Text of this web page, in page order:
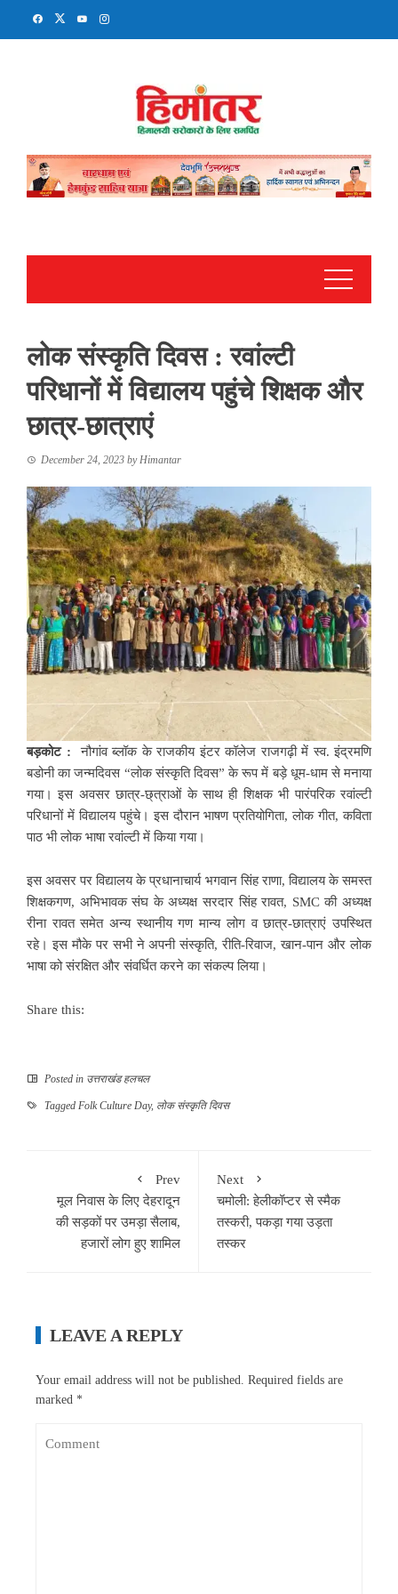
लोक संस्कृति दिवस : रवांल्टी
परिधानों में विद्यालय पहुंचे शिक्षक और
छात्र-छात्राएं
December 24, 2023 byHimantar
बड़कोट : नौगांव ब्लॉक के राजकीय इंटर कॉलेज राजगढ़ी में स्व. इंद्रमणि
बडोनी का जन्मदिवस “लोक संस्कृति दिवस” के रूप में बड़े धूम-धाम से मनाया
गया। इस अवसर छात्र-छ्त्राओं के साथ ही शिक्षक भी पारंपरिक रवांल्टी
परिधानों में विद्यालय पहुंचे। इस दौरान भाषण प्रतियोगिता, लोक गीत, कविता
पाठ भी लोक भाषा रवांल्टी में किया गया।
इस अवसर पर विद्यालय के प्रधानाचार्य भगवान सिंह राणा, विद्यालय के समस्त
शिक्षकगण, अभिभावक संघ के अध्यक्ष सरदार सिंह रावत, SMC की अध्यक्ष
रीना रावत समेत अन्य स्थानीय गण मान्य लोग व छात्र-छात्राएं उपस्थित
रहे। इस मौके पर सभी ने अपनी संस्कृति, रीति-रिवाज, खान-पान और लोक
भाषा को संरक्षित और संवर्धित करने का संकल्प लिया।
Share this:
Posted in उत्तराखंड हलचल
Tagged Folk Culture Day, लोक संस्कृति दिवस
Prev
मूल निवास के लिए देहरादून
की सड़कों पर उमड़ा सैलाब,
हजारों लोग हुए शामिल
Next
चमोली: हेलीकॉप्टर से स्मैक
तस्करी, पकड़ा गया उड़ता
तस्कर
LEAVE A REPLY
Your email address will not be published. Required fields are
marked *